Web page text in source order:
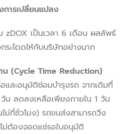
การเปลี่ยนแปลง
zDOX เป็นเวลา 6 เดือน ผลลัพธ์
ระโดดให้กับบริษัทอย่างมาก
น (Cycle Time Reduction)
และอนุมัติซ่อมบำรุงรถ จากเดิมที่
วัน ลดลงเหลือเพียงภายใน 1 วัน
ไม่กี่ชั่วโมง) รถขนส่งสามารถวิ่ง
ม่ต้องจอดแช่รอใบอนุมัติ